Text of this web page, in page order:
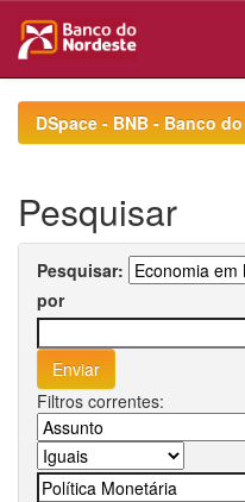
navigationDSpace - BNB - Banco
Pesquisar
Pesquisar:
por
Filtros correntes: